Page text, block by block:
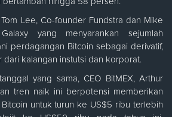
Lee, Co-founder Fundstra dan Mike
yang menyarankan sejumlah
perdagangan Bitcoin sebagai derivatif,
dari kalangan instutsi dan korporat.
yang sama, CEO BitMEX, Arthur
tren naik ini berpotensi memberikan
untuk turun ke US$5 ribu terlebih